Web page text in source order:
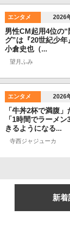
エンタメ 2026
男性CM起用4位の
グ”は『20世紀少年
小倉史也（...
望月ふみ
エンタメ 2026
「牛丼2杯で満腹
「1時間でラーメ
きるようになる...
寺西ジャジューカ
新着